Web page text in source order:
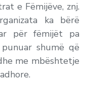
e Fëmijëve, znj.
ka bërë
për fëmijët pa
shumë që
me mbështetje